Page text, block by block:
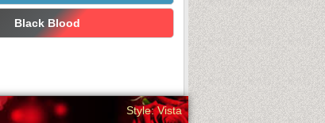
Black Blood
Style: Vista